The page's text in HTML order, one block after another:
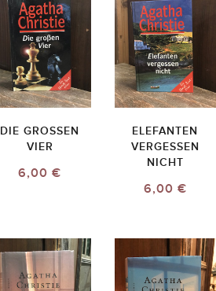
DIE GROSSEN V
IER
6,00 €
ELEFANTEN
VERGESSEN
NICHT
6,00 €